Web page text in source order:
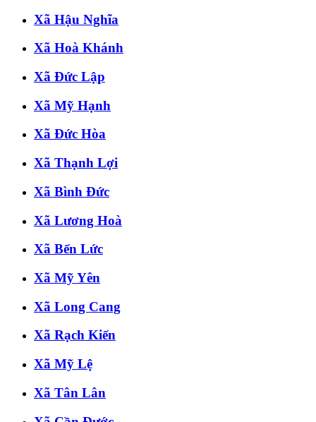
Xã Hậu Nghĩa
Xã Hoà Khánh
Xã Đức Lập
Xã Mỹ Hạnh
Xã Đức Hòa
Xã Thạnh Lợi
Xã Bình Đức
Xã Lương Hoà
Xã Bến Lức
Xã Mỹ Yên
Xã Long Cang
Xã Rạch Kiến
Xã Mỹ Lệ
Xã Tân Lân